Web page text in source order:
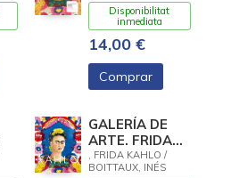
Disponibilitat
inmediata
14,00 €
Comprar
GALERÍA DE
ARTE. FRIDA
KAHLO
, FRIDA KAHLO /
BOITTAUX, INÉS